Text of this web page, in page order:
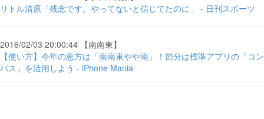
リトル清原「残念です。やってないと信じてたのに」 - 日刊スポーツ
2016/02/03 20:00:44 【南南東】
【使い方】今年の恵方は「南南東やや南」！節分は標準アプリの「コン
パス」を活用しよう - iPhone Mania